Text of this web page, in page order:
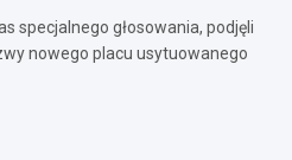
specjalnego głosowania, podjęli
nowego placu usytuowanego